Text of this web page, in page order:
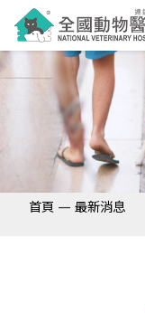
首頁 — 最新消息